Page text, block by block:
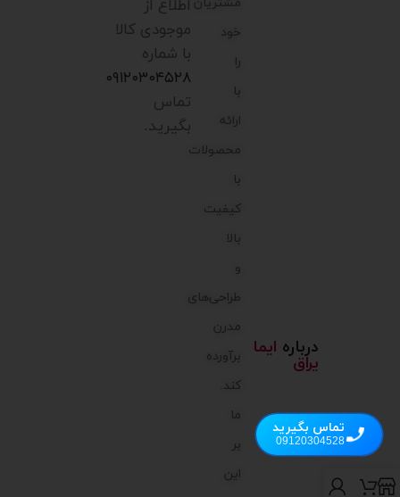
درباره ایما
یراق
خود
را
با
ارائه
محصولات
با
کیفیت
بالا
و
طراحی‌های
مدرن
برآورده
کند.
ما
بر
این
اطلاع از
موجودی کالا
با شماره
۰۹۱۲۰۳۰۴۵۲۸
تماس
بگیرید.
تماس بگیرید
09120304528